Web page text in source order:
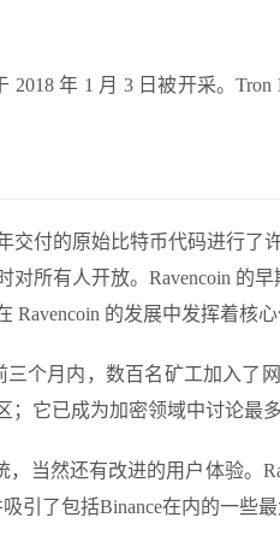
2018 年 1 月 3 日被开采。
交付的原始比特币代码进行了
所有人开放。Ravencoin 的早
Ravencoin 的发展中发挥着核心
个月内，数百名矿工加入了
它已成为加密领域中讨论最多
当然还有改进的用户体验。
吸引了包括Binance在内的一些